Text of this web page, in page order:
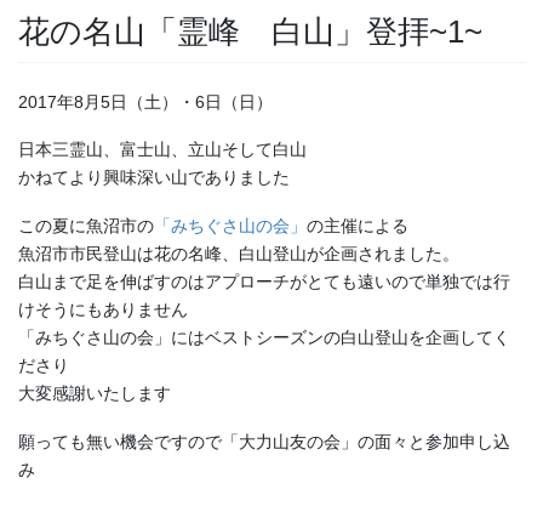
花の名山「霊峰 白山」登拝~1~
2017年8月5日（土）・6日（日）
日本三霊山、富士山、立山そして白山
かねてより興味深い山でありました
この夏に魚沼市の 「みちぐさ山の会」 の主催による
魚沼市市民登山は花の名峰、白山登山が企画されました。
白山まで足を伸ばすのはアプローチがとても遠いので単独では行
けそうにもありません
「みちぐさ山の会」にはベストシーズンの白山登山を企画してく
ださり
大変感謝いたします
願っても無い機会ですので「大力山友の会」の面々と参加申し込
み